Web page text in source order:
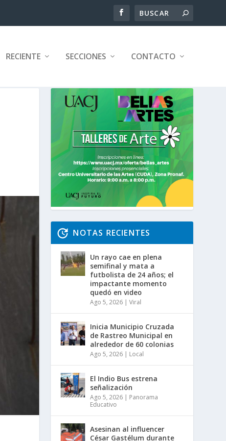
RECIENTE SECCIONES CONTACTO
NOTAS RECIENTES
Un rayo cae en plena
semifinal y mata a
futbolista de 24 años; el
impactante momento
quedó en video
Ago 5, 2026 |Viral
Inicia Municipio Cruzada
de Rastreo Municipal en
alrededor de 60 colonias
Ago 5, 2026 | Local
El Indio Bus estrena
señalización
Ago 5, 2026 | Panorama
Educativo
Asesinan al influencer
César Gastélum durante